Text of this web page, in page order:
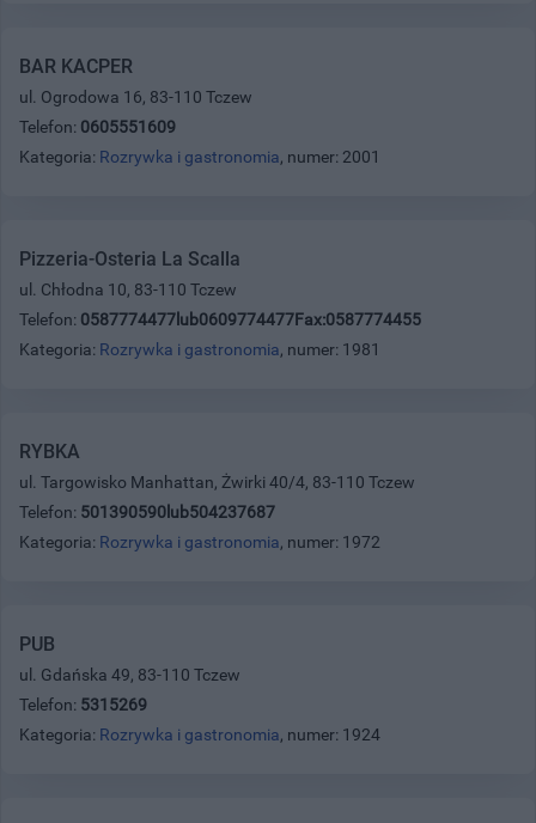
BAR KACPER
ul. Ogrodowa 16, 83-110 Tczew
Telefon: 0605551609
Kategoria: Rozrywka i gastronomia, numer: 2001
Pizzeria-Osteria La Scalla
ul. Chłodna 10, 83-110 Tczew
Telefon: 0587774477lub0609774477Fax:0587774455
Kategoria: Rozrywka i gastronomia, numer: 1981
RYBKA
ul. Targowisko Manhattan, Żwirki 40/4, 83-110 Tczew
Telefon: 501390590lub504237687
Kategoria: Rozrywka i gastronomia, numer: 1972
PUB
ul. Gdańska 49, 83-110 Tczew
Telefon: 5315269
Kategoria: Rozrywka i gastronomia, numer: 1924